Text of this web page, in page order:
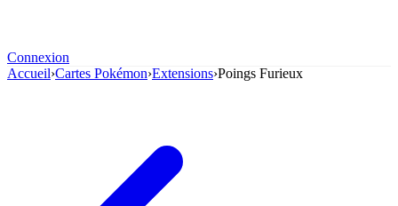
Connexion
Accueil›Cartes Pokémon›Extensions›Poings Furieux